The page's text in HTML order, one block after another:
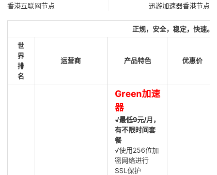
香港互联网节点 迅游加速器香港节点
正规，安全，稳定，快速。
世
界
排
名
运营商 产品特色 优惠价
Green加速
器
√最低9元/月，
有不限时间套
餐
√使用256位加
密网络进行
SSL保护